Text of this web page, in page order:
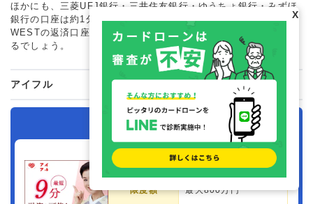
ほかにも、三菱UFJ銀行・三井住友銀行・ゆうちょ銀行・みずほ
銀行の口座は約1分で振込融資ができるため、これらの口座をJ-
WESTの返済口座に設定している人は、すばやく資金を用意でき
るでしょう。
アイフル
アイフル
実質年率 3.0%〜18.0%
限度額 最大800万円
X